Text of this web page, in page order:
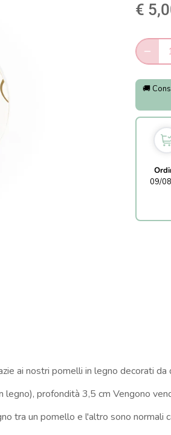
€
🚚
09/
ai nostri pomelli in legno decorati
legno), profondità 3,5 cm Vengono
tra un pomello e l'altro sono normali